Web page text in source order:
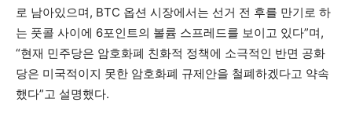
로 남아있으며, BTC 옵션 시장에서는 선거 전 후를 만기로 하
는 풋콜 사이에 6포인트의 볼륨 스프레드를 보이고 있다”며,
“현재 민주당은 암호화폐 친화적 정책에 소극적인 반면 공화
당은 미국적이지 못한 암호화폐 규제안을 철폐하겠다고 약속
했다”고 설명했다.